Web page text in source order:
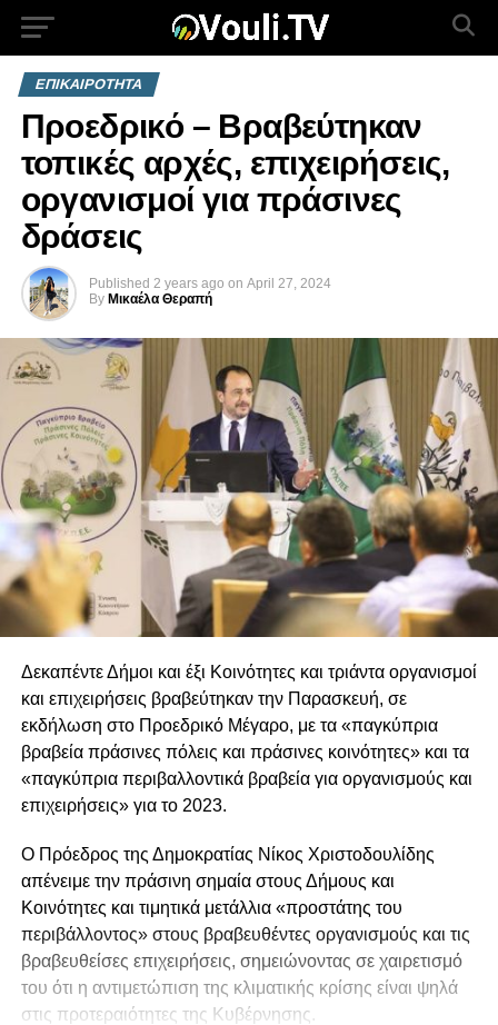
ΕΠΙΚΑΙΡΟΤΗΤΑ
Προεδρικό – Βραβεύτηκαν
τοπικές αρχές, επιχειρήσεις,
οργανισμοί για πράσινες
δράσεις
Published 2 years ago on April 27, 2024
By Μικαέλα Θεραπή
Δεκαπέντε Δήμοι και έξι Κοινότητες και τριάντα οργανισμοί
και επιχειρήσεις βραβεύτηκαν την Παρασκευή, σε
εκδήλωση στο Προεδρικό Μέγαρο, με τα «παγκύπρια
βραβεία πράσινες πόλεις και πράσινες κοινότητες» και τα
«παγκύπρια περιβαλλοντικά βραβεία για οργανισμούς και
επιχειρήσεις» για το 2023.
Ο Πρόεδρος της Δημοκρατίας Νίκος Χριστοδουλίδης
απένειμε την πράσινη σημαία στους Δήμους και
Κοινότητες και τιμητικά μετάλλια «προστάτης του
περιβάλλοντος» στους βραβευθέντες οργανισμούς και τις
βραβευθείσες επιχειρήσεις, σημειώνοντας σε χαιρετισμό
του ότι η αντιμετώπιση της κλιματικής κρίσης είναι ψηλά
στις προτεραιότητες της Κυβέρνησης.